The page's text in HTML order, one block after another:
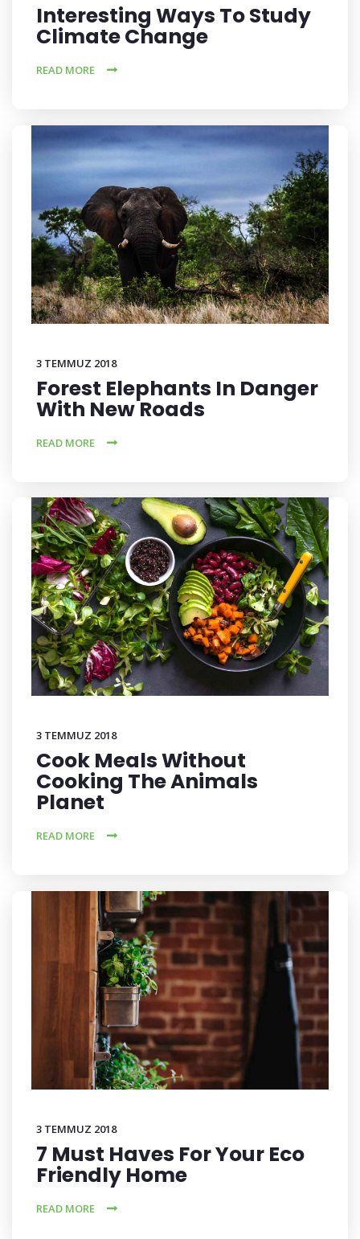
Interesting Ways To Study
Climate Change
READ MORE
3 TEMMUZ 2018
Forest Elephants In Danger
With New Roads
READ MORE
3 TEMMUZ 2018
Cook Meals Without
Cooking The Animals
Planet
READ MORE
3 TEMMUZ 2018
7 Must Haves For Your Eco
Friendly Home
READ MORE